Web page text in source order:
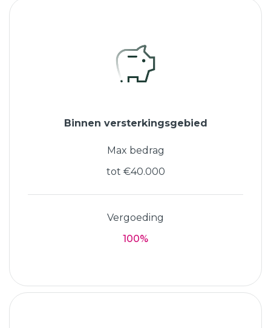
Binnen versterkingsgebied
Max bedrag
tot €40.000
Vergoeding
100%